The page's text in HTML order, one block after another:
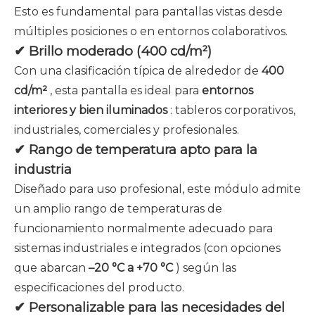
Esto es fundamental para pantallas vistas desde
múltiples posiciones o en entornos colaborativos.
✔ Brillo moderado (400 cd/m²)
Con una clasificación típica de alrededor de 400
cd/m² , esta pantalla es ideal para entornos
interiores y bien iluminados : tableros corporativos,
industriales, comerciales y profesionales.
✔ Rango de temperatura apto para la
industria
Diseñado para uso profesional, este módulo admite
un amplio rango de temperaturas de
funcionamiento normalmente adecuado para
sistemas industriales e integrados (con opciones
que abarcan –20 °C a +70 °C ) según las
especificaciones del producto.
✔ Personalizable para las necesidades del